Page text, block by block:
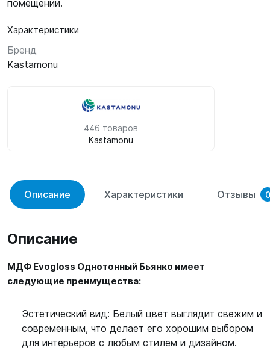
помещении.
Характеристики
Бренд
Kastamonu
446 товаров
Kastamonu
Описание Характеристики Отзывы 0
Описание
МДФ Evogloss Однотонный Бьянко имеет
следующие преимущества:
Эстетический вид: Белый цвет выглядит свежим и
современным, что делает его хорошим выбором
для интерьеров с любым стилем и дизайном.